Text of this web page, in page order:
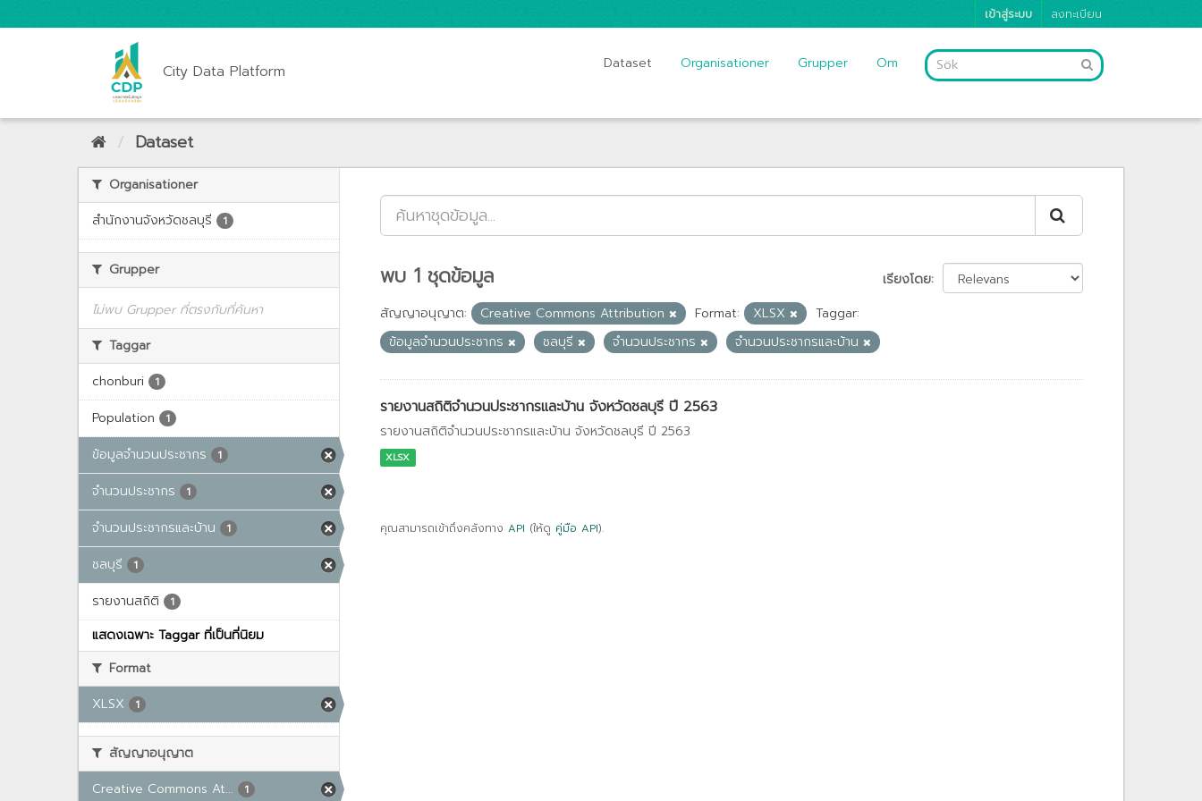
เข้าสู่ระบบ ลงทะเบียน
City Data Platform Dataset Organisationer Grupper Om
Dataset
Organisationer
สำนักงานจังหวัดชลบุรี
1
Grupper
ไม่พบ Grupper ที่ตรงกับที่ค้นหา
Taggar
chonburi
1
Population 1
ข้อมูลจำนวนประชากร 1
จำนวนประชากร 1
จำนวนประชากรและบ้าน 1
ชลบุรี 1
รายงานสถิติ 1
แสดงเฉพาะ Taggar ที่เป็นที่นิยม
Format
XLSX
1
สัญญาอนุญาต
Creative Commons At...
1
เรียงโดย
พบ 1 ชุดข้อมูล
สัญญาอนุญาต: Creative Commons Attribution Format: XLSX
Taggar:
ข้อมูลจำนวนประชากร
ชลบุรี จำนวนประชากร จำนวนประชากรและบ้าน
รายงานสถิติจำนวนประชากรและบ้าน จังหวัดชลบุรี ปี 2563
รายงานสถิติจำนวนประชากรและบ้าน จังหวัดชลบุรี ปี 2563
XLSX
คุณสามารถเข้าถึงคลังทาง API (ให้ดู คู่มือ API).